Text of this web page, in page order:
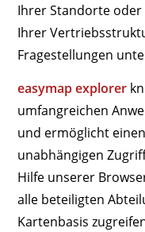
Ihrer Standorte
Ihrer
Fragestellungen
easymap explorer
umfangreichen
und ermöglicht
unabhängigen
Hilfe unserer
alle beteiligten
Kartenbasis